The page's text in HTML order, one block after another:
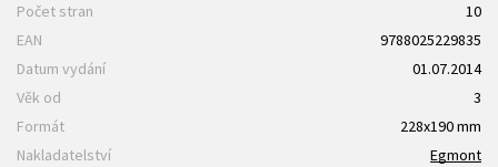
Počet stran
10
EAN
9788025229835
Datum vydání
01.07.2014
Věk od
3
Formát
228x190 mm
Nakladatelství
Egmont